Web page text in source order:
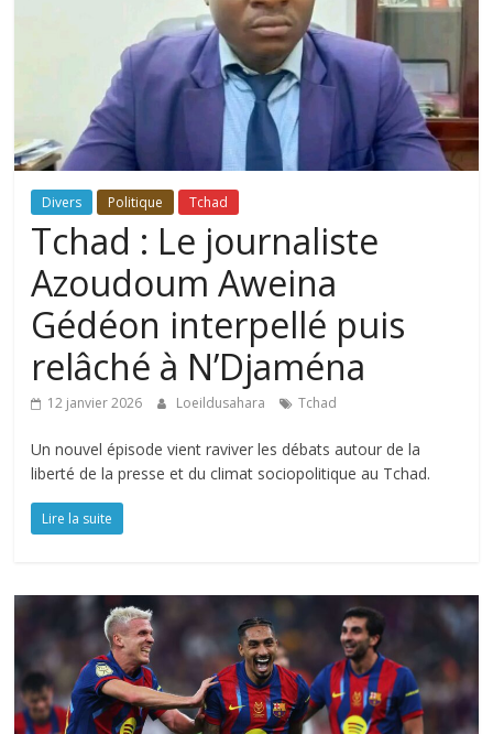
Divers Politique Tchad
Tchad : Le journaliste
Azoudoum Aweina
Gédéon interpellé puis
relâché à N’Djaména
12 janvier 2026 Loeildusahara Tchad
Un nouvel épisode vient raviver les débats autour de la
liberté de la presse et du climat sociopolitique au Tchad.
Lire la suite